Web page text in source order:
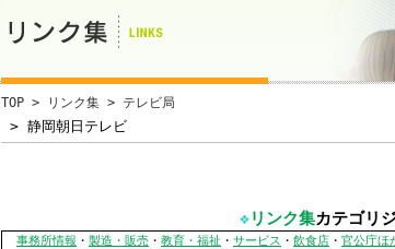
誠に申し訳ござい
当サイトのInternet Explorer
当サイト推奨ブ
TOP > リンク集 > テレビ局
> 静岡朝日テレビ
❖リンク集カテゴリ
事務所情報 ・ 製造・販売 ・ 教育・福祉 ・ サービス ・ 飲食店 ・ 官公庁ほ